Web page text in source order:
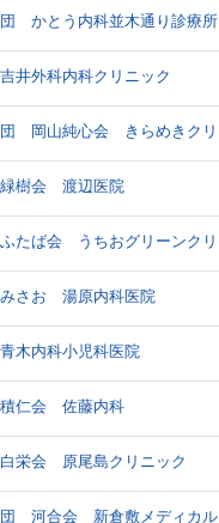
かとう内科並木通り診療所
井外科内科クリニック
団 岡山純心会 きらめきクリ
樹会 渡辺医院
たば会 うちおグリーンクリ
さお 湯原内科医院
木内科小児科医院
仁会 佐藤内科
栄会 原尾島クリニック
団 河合会 新倉敷メディカル